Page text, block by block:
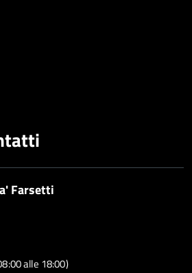
Farsetti
alle 18:00)